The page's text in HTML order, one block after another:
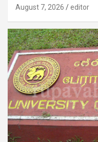
August 7, 2026 editor